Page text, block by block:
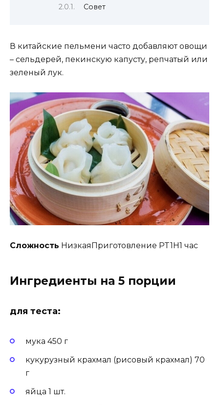
Совет
В китайские пельмени часто добавляют овощи
– сельдерей, пекинскую капусту, репчатый или
зеленый лук.
Сложность НизкаяПриготовление PT1H1 час
Ингредиенты на 5 порции
для теста:
мука 450 г
кукурузный крахмал (рисовый крахмал) 70
г
яйца 1 шт.